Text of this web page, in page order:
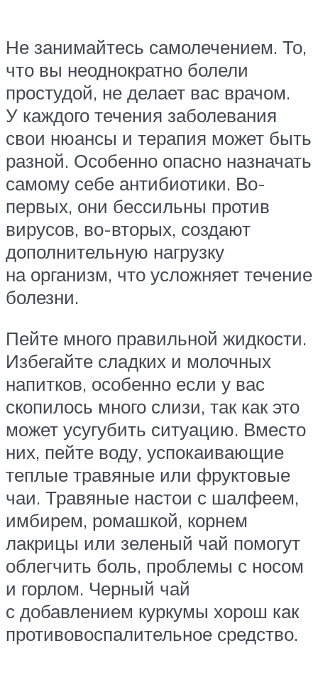
Не занимайтесь самолечением. То,
что вы неоднократно болели
простудой, не делает вас врачом.
У каждого течения заболевания
свои нюансы и терапия может быть
разной. Особенно опасно назначать
самому себе антибиотики. Во-
первых, они бессильны против
вирусов, во-вторых, создают
дополнительную нагрузку
на организм, что усложняет течение
болезни.
Пейте много правильной жидкости.
Избегайте сладких и молочных
напитков, особенно если у вас
скопилось много слизи, так как это
может усугубить ситуацию. Вместо
них, пейте воду, успокаивающие
теплые травяные или фруктовые
чаи. Травяные настои с шалфеем,
имбирем, ромашкой, корнем
лакрицы или зеленый чай помогут
облегчить боль, проблемы с носом
и горлом. Черный чай
с добавлением куркумы хорош как
противовоспалительное средство.